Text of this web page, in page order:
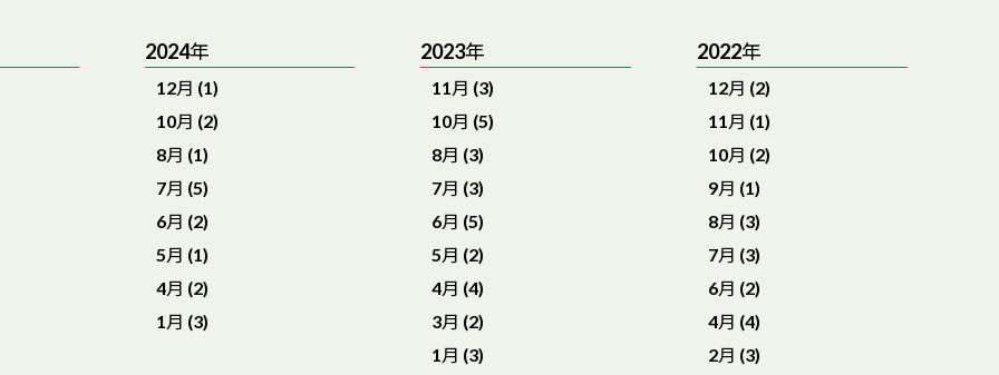
2024年
12月 (1)
10月 (2)
8月 (1)
7月 (5)
6月 (2)
5月 (1)
4月 (2)
1月 (3)
2023年
11月 (3)
10月 (5)
8月 (3)
7月 (3)
6月 (5)
5月 (2)
4月 (4)
3月 (2)
1月 (3)
2022年
12月 (2)
11月 (1)
10月 (2)
9月 (1)
8月 (3)
7月 (3)
6月 (2)
4月 (4)
2月 (3)